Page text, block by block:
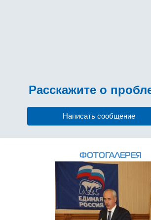
Расскажите о
Написать сообщение
ФОТОГАЛЕРЕЯ